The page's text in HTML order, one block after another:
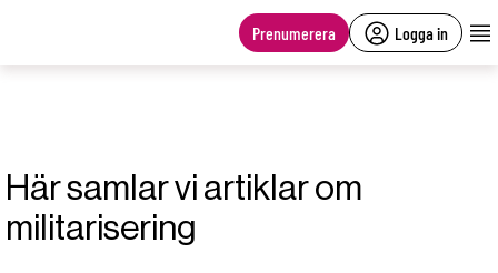
Prenumerera Logga in
Här samlar vi artiklar om
militarisering